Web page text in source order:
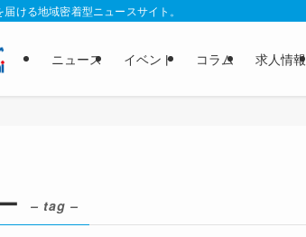
ける地域密着型ニュースサイト。
ニュース イベント コラム 求人情報
– tag –